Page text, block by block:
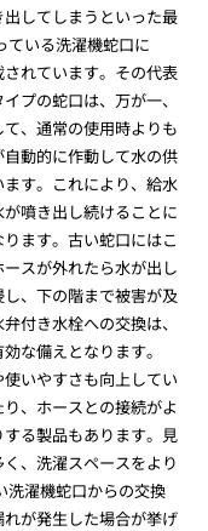
してしまうといった最
ている洗濯機蛇口に
れています。その代表
プの蛇口は、万が一、
、通常の使用時よりも
動的に作動して水の供
す。これにより、給水
噴き出し続けることに
ます。古い蛇口にはこ
スが外れたら水が出し
、下の階まで被害が及
付き水栓への交換は、
な備えとなります。
いやすさも向上してい
、ホースとの接続がよ
る製品もあります。見
、洗濯スペースをより
洗濯機蛇口からの交換
が発生した場合が挙げ